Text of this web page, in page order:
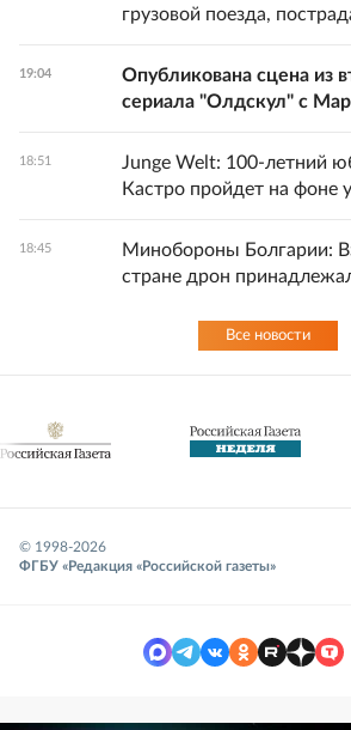
грузовой поезда,
19:04
Опубликована сцена из
сериала "Олдскул" с
18:51
Junge Welt: 100-летний
Кастро пройдет на фоне
18:45
Минобороны Болгарии:
стране дрон
Все новости
© 1998-2026
ФГБУ «Редакция «Российской газеты»